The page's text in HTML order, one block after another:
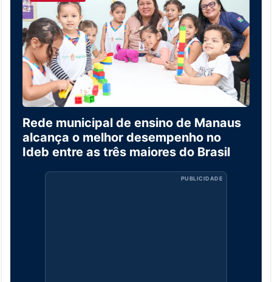
Rede municipal de ensino de Manaus
alcança o melhor desempenho no
Ideb entre as três maiores do Brasil
PUBLICIDADE